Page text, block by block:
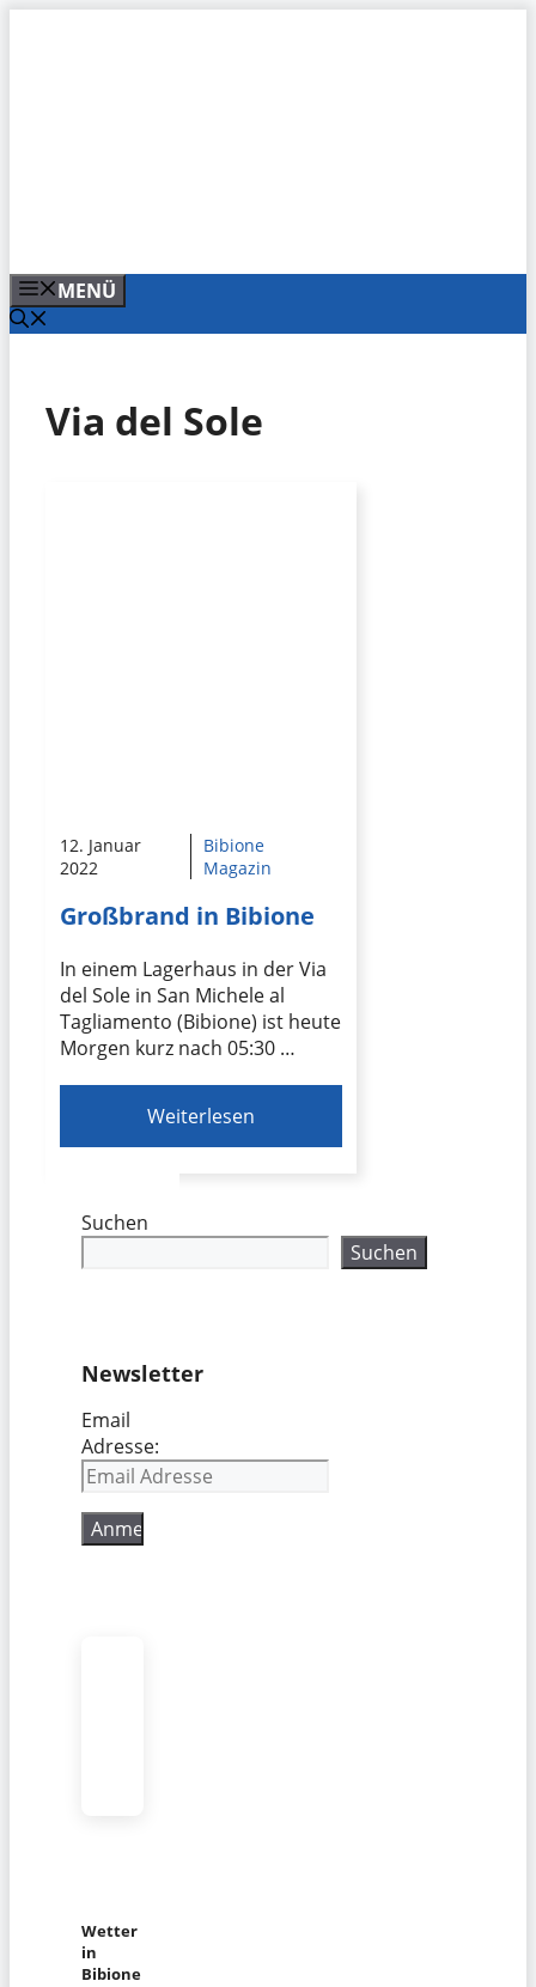
MENÜ
Via del Sole
12. Januar
2022
Bibione
Magazin
Großbrand in Bibione
In einem Lagerhaus in der Via
del Sole in San Michele al
Tagliamento (Bibione) ist heute
Morgen kurz nach 05:30 …
Weiterlesen
Suchen
Suchen
Newsletter
Email
Adresse:
Wetter
in
Bibione